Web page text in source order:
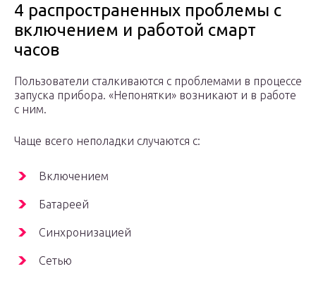
4 распространенных проблемы с
включением и работой смарт
часов
Пользователи сталкиваются с проблемами в процессе
запуска прибора. «Непонятки» возникают и в работе
с ним.
Чаще всего неполадки случаются с:
Включением
Батареей
Синхронизацией
Сетью